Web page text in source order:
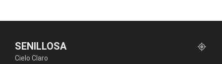
SENILLOSA
Cielo Claro